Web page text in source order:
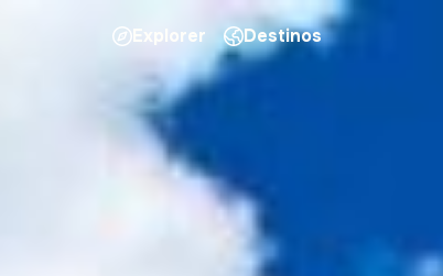
Explorer Destinos